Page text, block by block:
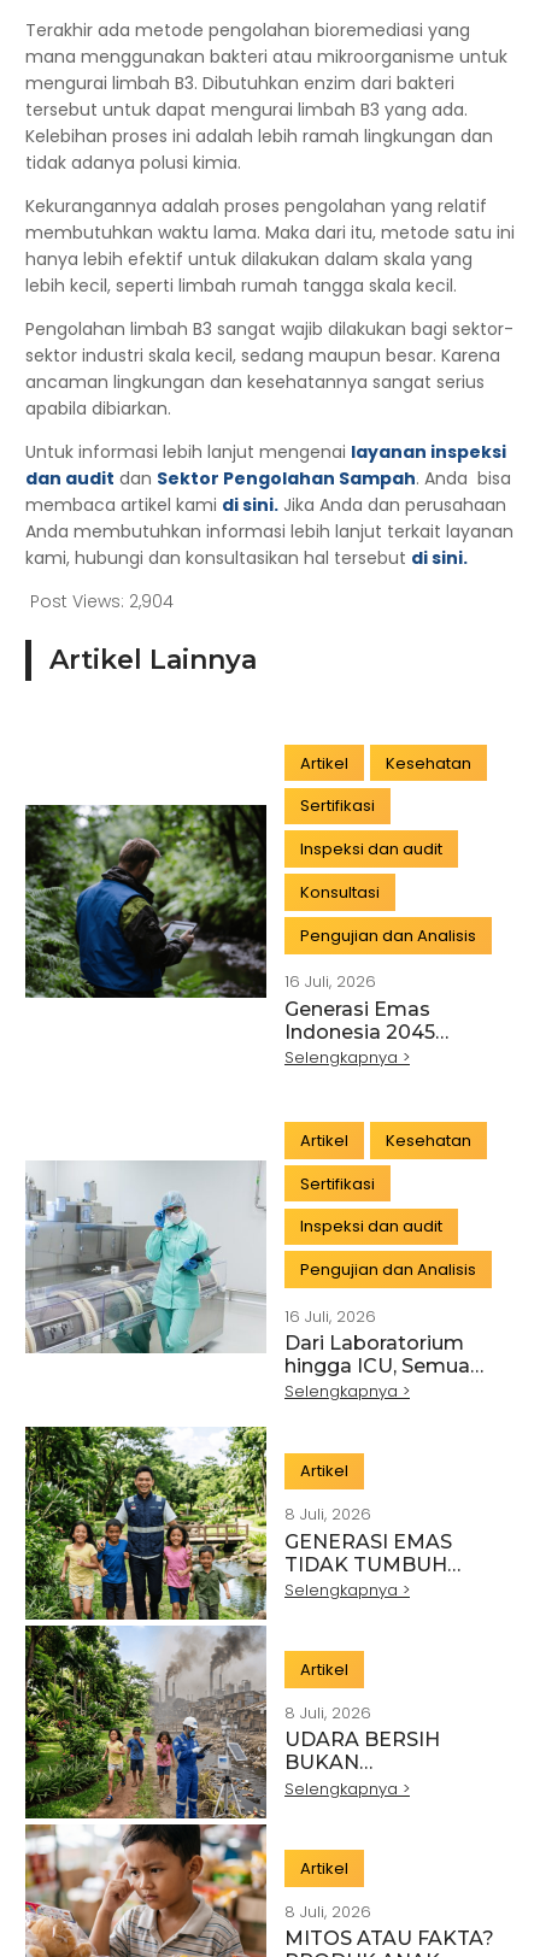
Terakhir ada metode pengolahan bioremediasi yang
mana menggunakan bakteri atau mikroorganisme untuk
mengurai limbah B3. Dibutuhkan enzim dari bakteri
tersebut untuk dapat mengurai limbah B3 yang ada.
Kelebihan proses ini adalah lebih ramah lingkungan dan
tidak adanya polusi kimia.
Kekurangannya adalah proses pengolahan yang relatif
membutuhkan waktu lama. Maka dari itu, metode satu ini
hanya lebih efektif untuk dilakukan dalam skala yang
lebih kecil, seperti limbah rumah tangga skala kecil.
Pengolahan limbah B3 sangat wajib dilakukan bagi sektor-
sektor industri skala kecil, sedang maupun besar. Karena
ancaman lingkungan dan kesehatannya sangat serius
apabila dibiarkan.
Untuk informasi lebih lanjut mengenai layanan inspeksi
dan audit dan Sektor Pengolahan Sampah. Anda bisa
membaca artikel kami di sini. Jika Anda dan perusahaan
Anda membutuhkan informasi lebih lanjut terkait layanan
kami, hubungi dan konsultasikan hal tersebut di sini.
Post Views: 2,904
Artikel Lainnya
Artikel
Kesehatan
Sertifikasi
Inspeksi dan audit
Konsultasi
Pengujian dan Analisis
16 Juli, 2026
Generasi Emas
Indonesia 2045
Dimulai dari Hutan
Selengkapnya >
Artikel
Kesehatan
Sertifikasi
Inspeksi dan audit
Pengujian dan Analisis
16 Juli, 2026
Dari Laboratorium
hingga ICU, Semua
Membutuhkan
Selengkapnya >
Artikel
8 Juli, 2026
GENERASI EMAS
TIDAK TUMBUH
DARI PROGRAM
MENCIPTAKAN
DAMPAK YANG
BERKELANJUTAN
Selengkapnya >
Artikel
8 Juli, 2026
UDARA BERSIH
BUKAN
KEMEWAHAN:
MENENTUKAN
MASA DEPAN
INDONESIA
Selengkapnya >
Artikel
8 Juli, 2026
MITOS ATAU FAKTA?